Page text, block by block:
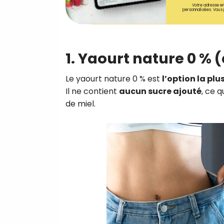
Votre adresse
personnalisées.
1. Yaourt nature 0 %
Le yaourt nature 0 % est l’option la
Il ne contient aucun sucre ajouté, ce
de miel.